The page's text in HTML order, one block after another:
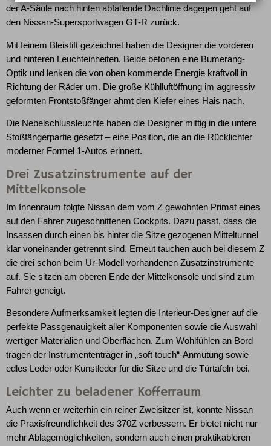
der A-Säule nach hinten abfallende Dachlinie dagegen geht auf
den Nissan-Supersportwagen GT-R zurück.
Mit feinem Bleistift gezeichnet haben die Designer die vorderen
und hinteren Leuchteinheiten. Beide betonen eine Bumerang-
Optik und lenken die von oben kommende Energie kraftvoll in
Richtung der Räder um. Die große Kühlluftöffnung im aggressiv
geformten Frontstoßfänger ahmt den Kiefer eines Hais nach.
Die Nebelschlussleuchte haben die Designer mittig in die untere
Stoßfängerpartie gesetzt – eine Position, die an die Rücklichter
moderner Formel 1-Autos erinnert.
Drei Zusatzinstrumente auf der
Mittelkonsole
Im Innenraum folgte Nissan dem vom Z gewohnten Primat eines
auf den Fahrer zugeschnittenen Cockpits. Dazu passt, dass die
Insassen durch einen bis hinter die Sitze gezogenen Mitteltunnel
klar voneinander getrennt sind. Erneut tauchen auch bei diesem Z
die drei schon beim Ur-Modell vorhandenen Zusatzinstrumente
auf. Sie sitzen am oberen Ende der Mittelkonsole und sind zum
Fahrer geneigt.
Besondere Aufmerksamkeit legten die Interieur-Designer auf die
perfekte Passgenauigkeit aller Komponenten sowie die Auswahl
wertiger Materialien und Oberflächen. Zum Wohlfühlen an Bord
tragen der Instrumententräger in „soft touch“-Anmutung sowie
edles Leder oder Kunstleder für die Sitze und die Türtafeln bei.
Leichter zu beladener Kofferraum
Auch wenn er weiterhin ein reiner Zweisitzer ist, konnte Nissan
die Praxisfreundlichkeit des 370Z verbessern. Er bietet nicht nur
mehr Ablagemöglichkeiten, sondern auch einen praktikableren